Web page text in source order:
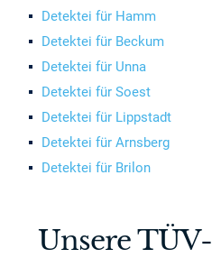
Detektei für Hamm
Detektei für Beckum
Detektei für Unna
Detektei für Soest
Detektei für Lippstadt
Detektei für Arnsberg
Detektei für Brilon
Unsere TÜV-